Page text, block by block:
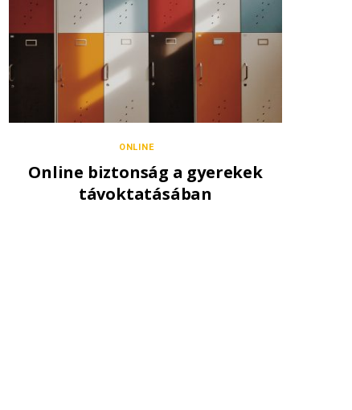
ONLINE
Online biztonság a gyerekek
távoktatásában